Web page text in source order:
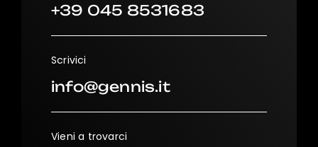
+39 045 8531683
Scrivici
info@gennis.it
Vieni a trovarci